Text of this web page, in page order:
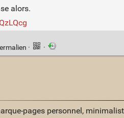
alors.
· ·
pages personnel,